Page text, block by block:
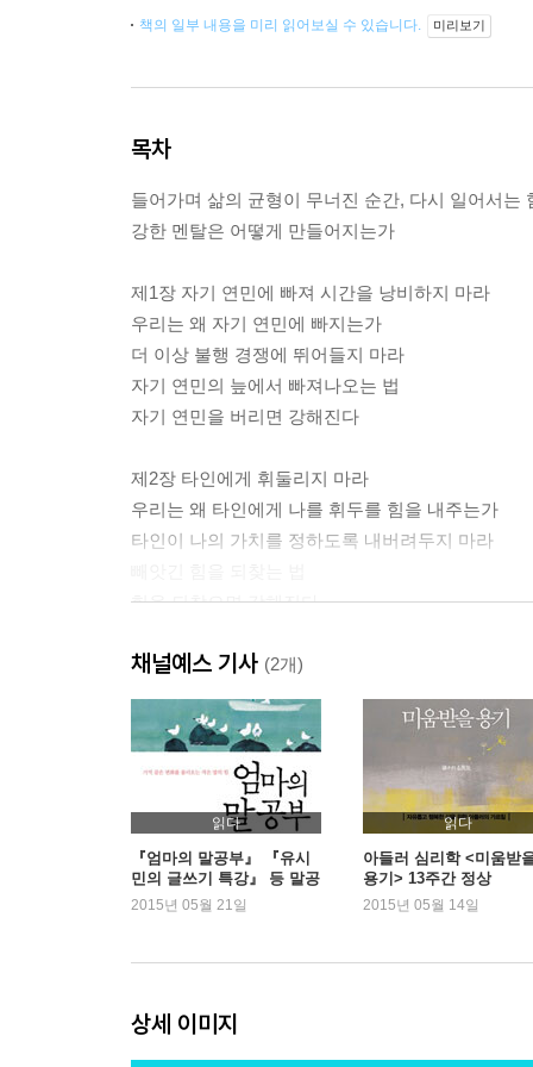
책의 일부 내용을 미리 읽어보실 수 있습니다. 미리보기
목차
들어가며 삶의 균형이 무너진 순간, 다시 일어서는
강한 멘탈은 어떻게 만들어지는가
제1장 자기 연민에 빠져 시간을 낭비하지 마라
우리는 왜 자기 연민에 빠지는가
더 이상 불행 경쟁에 뛰어들지 마라
자기 연민의 늪에서 빠져나오는 법
자기 연민을 버리면 강해진다
제2장 타인에게 휘둘리지 마라
우리는 왜 타인에게 나를 휘두를 힘을 내주는가
타인이 나의 가치를 정하도록 내버려두지 마라
힘을 되찾으면 강해진다
제3장 변화를 두려워하지 마라
우리는 왜 변화를 두려워하는가
변화의 5단계
변화를 미룰수록 실천은 더 어려워진다
내가 변하면 다른 사람의 삶도 바뀐다
변화를 받아들이면 강해진다
제4장 통제할 수 없는 일에 매달리지 마라
우리는 왜 모든 걸 통제하려 하는가
채널예스 기사 (2개)
읽다
『엄마의 말공부』 『유시
민의 글쓰기 특강』 등 말공
부, 글공부 열풍
2015년 05월 21일
읽다
아들러 심리학 <미움받
용기> 13주간 정상
2015년 05월 14일
상세 이미지